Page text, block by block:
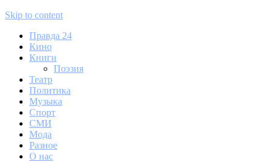
Skip to content
Правда 24
Кино
Книги
Поэзия
Театр
Политика
Музыка
Спорт
СМИ
Мода
Разное
О нас